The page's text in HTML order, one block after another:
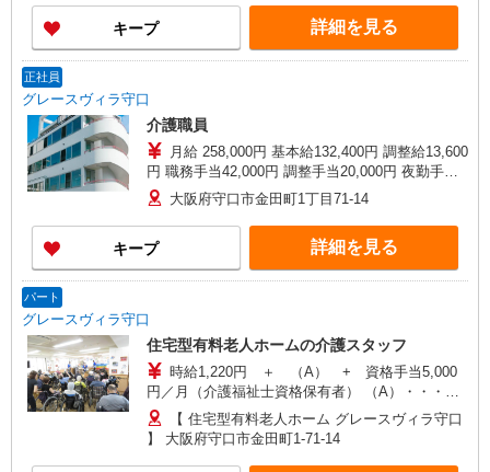
給 208,000〜218,000円 ※試用期間3ヶ月経過後か
ら支給 処遇改善手当16,000円〜／月
キープ 詳細を見る
正社員
グレースヴィラ守口
介護職員
月給 258,000円 基本給132,400円 調整給13,600
円 職務手当42,000円 調整手当20,000円 夜勤手当
5,000円／回 資格手当10,000円/月 ＜試用期間3ヶ
月中＞ 月給：208,000円（処遇改善手当を含まな
い） ＜試用期間3ヶ月経過後から支給＞ ・処遇改
善手当20,000円※〜／月 ※処遇改善手当の金額
は、一例となります。 社内評価結果によって変動
大阪府守口市金田町1丁目71-14
キープ 詳細を見る
パート
グレースヴィラ守口
住宅型有料老人ホームの介護スタッフ
時給1,220円 ＋ （A） + 資格手当5,000
円／月（介護福祉士資格保有者） （A）・・・試
用期間3ヶ月経過後から支給 ・処遇改善手当
1,000〜11,000円※／月 ※処遇改善手当の金額
は、一例となります。業績等により変動します。
【 住宅型有料老人ホーム グレースヴィラ守口
】 大阪府守口市金田町1-71-14